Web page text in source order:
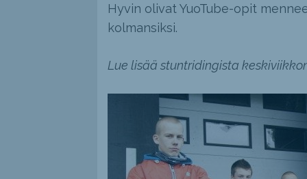
Hyvin olivat YuoTube-opit
kolmansiksi.
Lue lisää stuntridingista